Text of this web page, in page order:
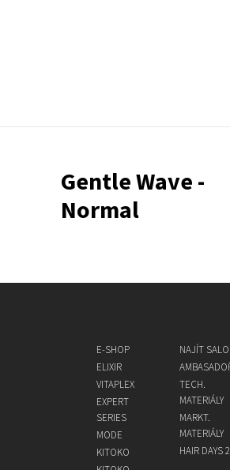
Gentle Wave -
Normal
E-SHOP
ELIXIR
VITAPLEX
EXPERT
SERIES
MODE
KITOKO
NAJÍT
TECH.
MATERIÁLY
MARKT.
MATERIÁLY
HAIR DAYS